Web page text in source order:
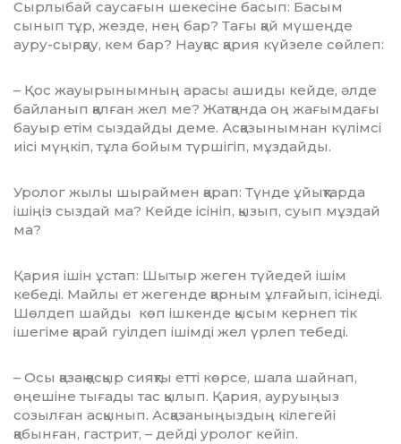
Сырлыбай саусағын шекесіне басып: Басым
сынып тұр, жезде, нең бар? Тағы қай мүшеңде
ауру-сырқау, кем бар? Науқас қария күйзеле сөйлеп:
– Қос жауырынымның арасы ашиды кейде, әлде
байланып қалған жел ме? Жатқанда оң жағымдағы
бауыр етім сыздайды деме. Асқазынымнан күлімсі
иісі мүңкіп, тұла бойым түршігіп, мұздайды.
Уролог жылы шыраймен қарап: Түнде ұйықтарда
ішіңіз сыздай ма? Кейде ісініп, қызып, суып мұздай
ма?
Қария ішін ұстап: Шытыр жеген түйе­дей ішім
кебеді. Майлы ет жегенде қарным ұлғайып, ісінеді.
Шөлдеп шайды көп іш­кен­­де қысым кернеп тік
ішегіме қарай гуіл­деп ішімді жел үрлеп тебеді.
– Осы қазақ қасқыр сияқты етті көрсе, шала шайнап,
өңешіне тығады тас қылып. Қария, ауруыңыз
созылған асқынып. Ас­қа­за­ныңыздың кілегейі
қабынған, гастрит, – дейді уролог кейіп.